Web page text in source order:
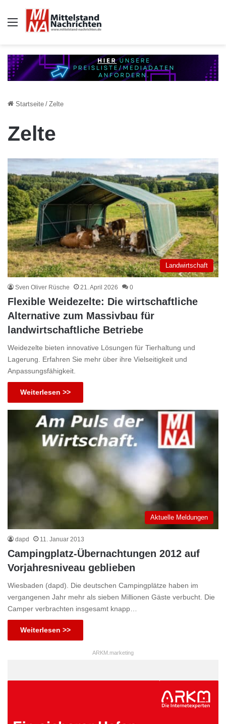
Auswahl
Startseite / Zelte
Zelte
Landwirtschaft
Sven Oliver Rüsche 21. April 2026 0
Flexible Weidezelte: Die wirtschaftliche
Alternative zum Massivbau für
landwirtschaftliche Betriebe
Weidezelte bieten innovative Lösungen für Tierhaltung und
Lagerung. Erfahren Sie mehr über ihre Vielseitigkeit und
Anpassungsfähigkeit.
Weiterlesen >>
Aktuelle Meldungen
dapd 11. Januar 2013
Campingplatz-Übernachtungen 2012 auf
Vorjahresniveau geblieben
Wiesbaden (dapd). Die deutschen Campingplätze haben im
vergangenen Jahr mehr als sieben Millionen Gäste verbucht. Die
Camper verbrachten insgesamt knapp…
Weiterlesen >>
ARKM.marketing